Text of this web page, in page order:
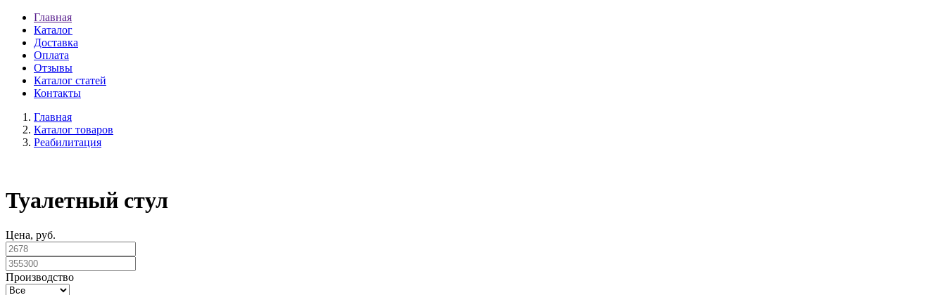
Главная
Каталог
Доставка
Оплата
Отзывы
Каталог статей
Контакты
Главная
Каталог товаров
Реабилитация
Туалетный стул
Цена, руб.
Производство